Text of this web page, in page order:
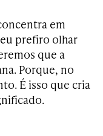
em
prefiro olhar
que a
Porque, no
É isso que cria